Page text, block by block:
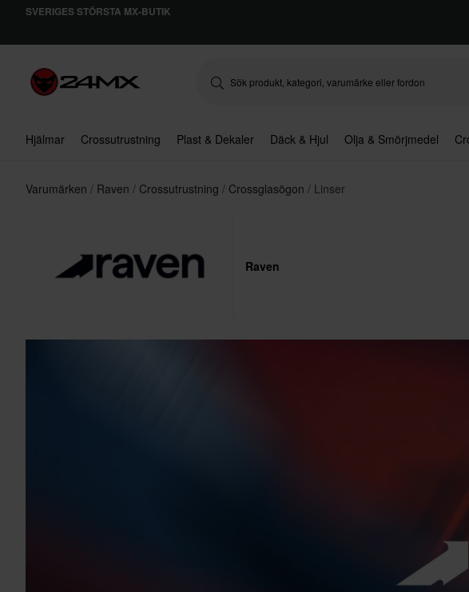
SVERIGES STÖRSTA MX-BUTIK
Hjälmar Crossutrustning Plast & Dekaler Däck & Hjul Olja & Smörjmedel
Varumärken Raven Crossutrustning Crossglasögon Linser
Raven